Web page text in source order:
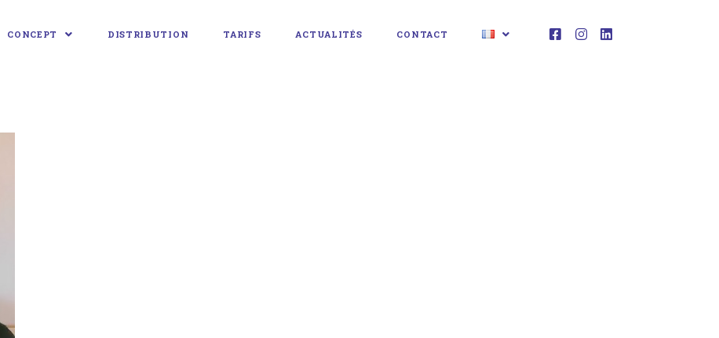
CONCEPT DISTRIBUTION TARIFS ACTUALITÉS CONTACT